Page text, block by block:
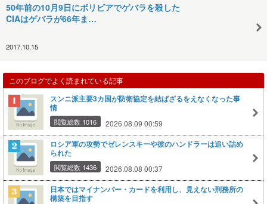
50年前の10月9日にボリビアでゲバラを殺した
CIAはゲバラが66年ま…
2017.10.15
このブログでよく読まれている記事
スンニ派主要3カ国が防衛協定を結ばざるをえなくなった事
情
閲覧総数 1016 2026.08.09 00:59
ロシア軍の攻勢でゼレンスキーや彼のハンドラーは追い詰め
られた
閲覧総数 1436 2026.08.08 00:37
日本ではマイナンバー・カードを利用し、見えない刑務所の
構築を目指す